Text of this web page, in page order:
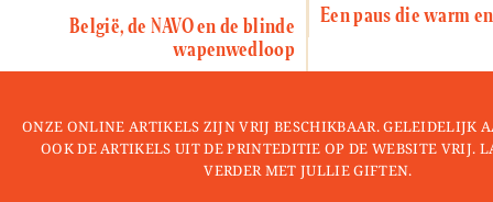
België, de NAVO en de blinde
wapenwedloop
Een paus die warm
ONZE ONLINE ARTIKELS ZIJN VRIJ BESCHIKBAAR. GELEIDELIJK
OOK DE ARTIKELS UIT DE PRINTEDITIE OP DE WEBSITE VRIJ.
VERDER MET JULLIE GIFTEN.